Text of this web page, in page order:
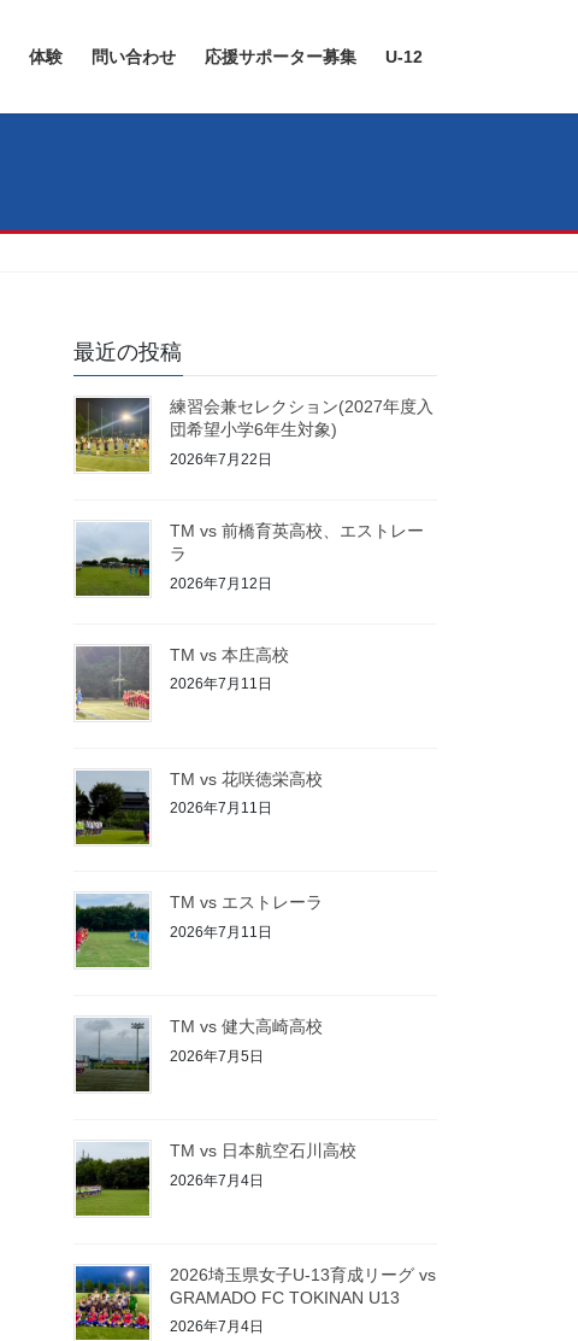
体験 問い合わせ 応援サポーター募集 U-12
最近の投稿
練習会兼セレクション(2027年度入
団希望小学6年生対象)
2026年7月22日
TM vs 前橋育英高校、エストレー
ラ
2026年7月12日
TM vs 本庄高校
2026年7月11日
TM vs 花咲徳栄高校
2026年7月11日
TM vs エストレーラ
2026年7月11日
TM vs 健大高崎高校
2026年7月5日
TM vs 日本航空石川高校
2026年7月4日
2026埼玉県女子U-13育成リーグ vs
GRAMADO FC TOKINAN U13
2026年7月4日